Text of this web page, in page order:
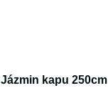
Jázmin kapu 250cm